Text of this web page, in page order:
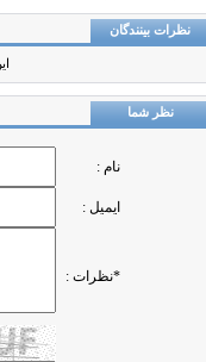
بینندگان
این
نظر شما
نام :
ایمیل :
*نظرات :